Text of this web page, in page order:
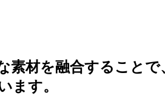
素材を融合すること
ます。